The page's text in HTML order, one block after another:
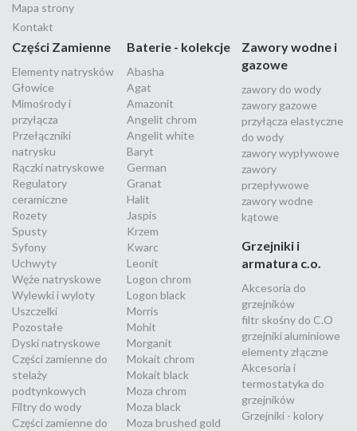
Mapa strony
Kontakt
Części Zamienne
Elementy natrysków
Głowice
Mimośrody i
przyłącza
Przełączniki
natrysku
Rączki natryskowe
Regulatory
ceramiczne
Rozety
Spusty
Syfony
Uchwyty
Węże natryskowe
Wylewki i wyloty
Uszczelki
Pozostałe
Dyski natryskowe
Części zamienne do
stelaży
podtynkowych
Filtry do wody
Części zamienne do
Baterie - kolekcje
Abasha
Agat
Amazonit
Angelit chrom
Angelit white
Baryt
German
Granat
Halit
Jaspis
Krzem
Kwarc
Leonit
Logon chrom
Logon black
Morris
Mohit
Morganit
Mokait chrom
Mokait black
Moza chrom
Moza black
Moza brushed gold
Zawory wodne i
gazowe
zawory do wody
zawory gazowe
przyłącza elastyczne
do wody
zawory wypływowe
zawory
przepływowe
zawory wodne
kątowe
Grzejniki i
armatura c.o.
Akcesoria do
grzejników
filtr skośny do C.O
grzejniki aluminiowe
elementy złączne
Akcesoria i
termostatyka do
grzejników
Grzejniki - kolory